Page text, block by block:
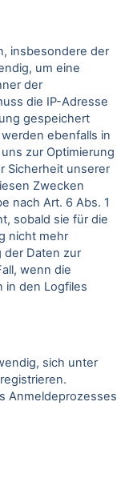
insbesondere der
um eine
der
die IP-Adresse
gespeichert
ebenfalls in
zur Optimierung
Sicherheit unserer
Zwecken
nach Art. 6 Abs. 1
sobald sie für die
nicht mehr
der Daten zur
wenn die
in den Logfiles
sich unter
Anmeldeprozesses